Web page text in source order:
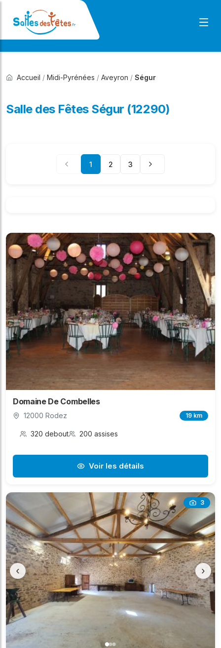
Accueil / Midi-Pyrénées / Aveyron / Ségur
Salle des Fêtes Ségur (12290)
1 2 3
Domaine De Combelles
12000 Rodez 19 km
320 debout 200 assises
Voir les détails
3
‹ ›